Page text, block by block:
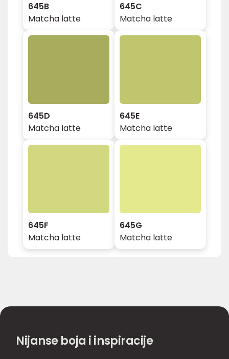
645B
Matcha latte
645C
Matcha latte
645D
Matcha latte
645E
Matcha latte
645F
Matcha latte
645G
Matcha latte
Nijanse boja i inspiracije